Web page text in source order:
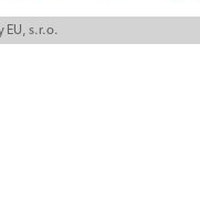
EU, s.r.o.